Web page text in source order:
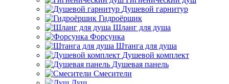
Душевой гарнитур
Гидроёршик
Шланг для душа
Форсунка
Штанга для душа
Душевой комплект
Душевая панель
Смесители